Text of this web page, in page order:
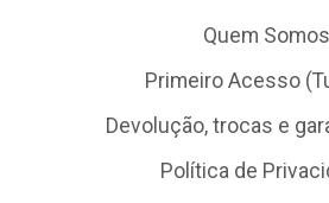
Quem Somos
Primeiro Acesso
Devolução, trocas e
Política de